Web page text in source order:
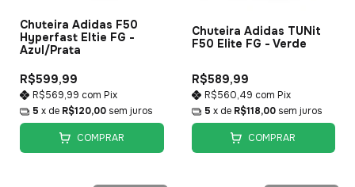
Chuteira Adidas F50
Hyperfast Eltie FG -
Azul/Prata
R$599,99
R$569,99 com Pix
5 x de R$120,00 sem juros
COMPRAR
Chuteira Adidas TUNit
F50 Elite FG - Verde
R$589,99
R$560,49 com Pix
5 x de R$118,00 sem juros
COMPRAR